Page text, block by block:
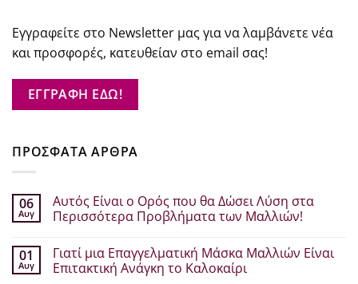
Εγγραφείτε στο Newsletter μας για να λαμβάνετε νέα
και προσφορές, κατευθείαν στο email σας!
ΕΓΓΡΑΦΗ ΕΔΩ!
ΠΡΟΣΦΑΤΑ ΑΡΘΡΑ
06
Αυγ
Αυτός Είναι ο Ορός που θα Δώσει Λύση στα
Περισσότερα Προβλήματα των Μαλλιών!
σχόλια
στο
Αυτός
01
Αυγ
Γιατί μια Επαγγελματική Μάσκα Μαλλιών Είναι
Επιτακτική Ανάγκη το Καλοκαίρι